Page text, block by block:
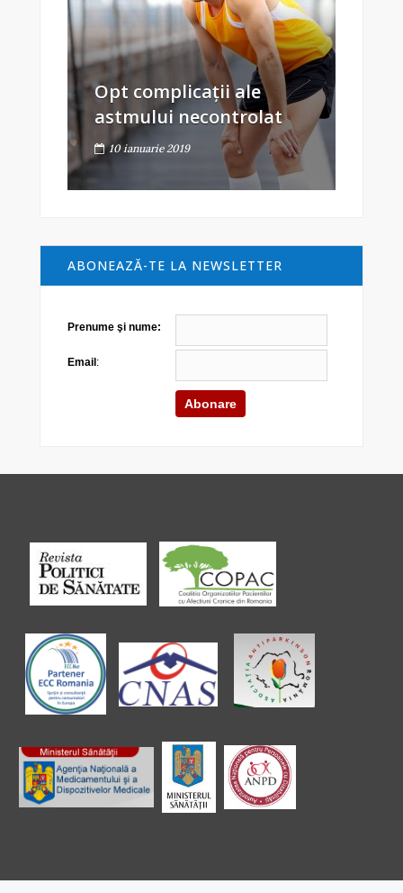
Opt complicații ale
astmului necontrolat
10 ianuarie 2019
ABONEAZĂ-TE LA NEWSLETTER
Prenume şi nume:
Email :